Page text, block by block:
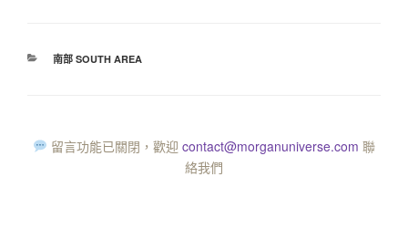
南部 SOUTH AREA
留言功能已關閉，歡迎 contact@morganuniverse.com 聯
絡我們